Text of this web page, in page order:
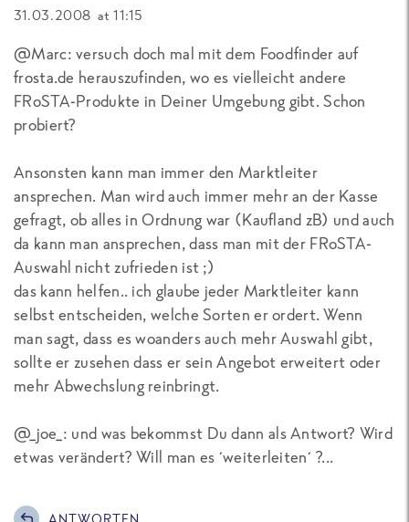
31.03.2008 at 11:15
@Marc: versuch doch mal mit dem Foodfinder auf
frosta.de herauszufinden, wo es vielleicht andere
FRoSTA-Produkte in Deiner Umgebung gibt. Schon
probiert?
Ansonsten kann man immer den Marktleiter
ansprechen. Man wird auch immer mehr an der Kasse
gefragt, ob alles in Ordnung war (Kaufland zB) und auch
da kann man ansprechen, dass man mit der FRoSTA-
Auswahl nicht zufrieden ist ;)
das kann helfen.. ich glaube jeder Marktleiter kann
selbst entscheiden, welche Sorten er ordert. Wenn
man sagt, dass es woanders auch mehr Auswahl gibt,
sollte er zusehen dass er sein Angebot erweitert oder
mehr Abwechslung reinbringt.
@_joe_: und was bekommst Du dann als Antwort? Wird
etwas verändert? Will man es ´weiterleiten´ ?...
ANTWORTEN